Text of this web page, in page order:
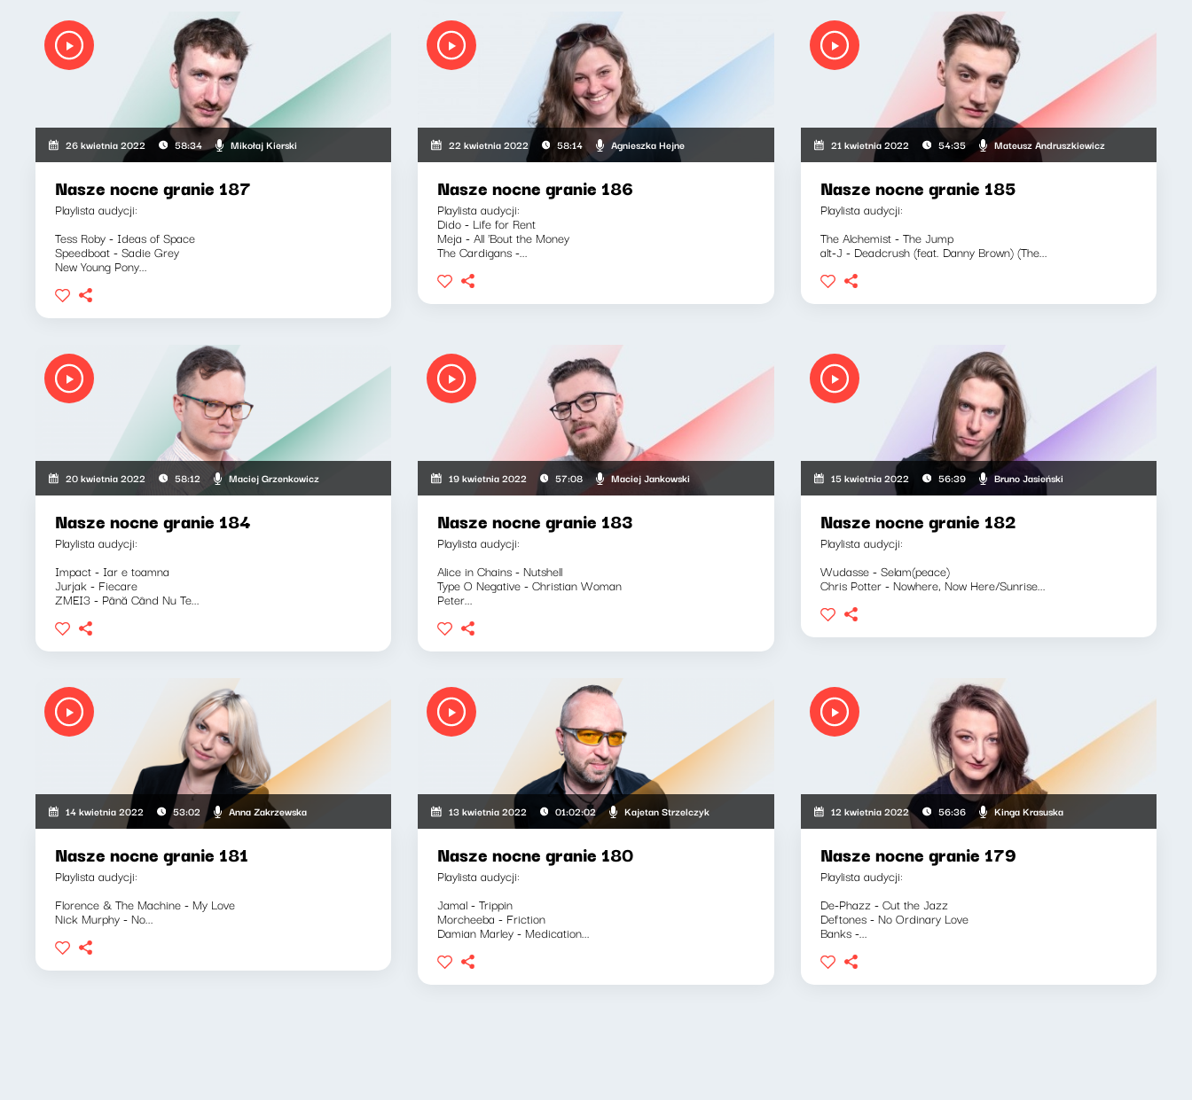
26 kwietnia 2022 58:34 Mikołaj Kierski
Nasze nocne granie 187
Playlista audycji:
Tess Roby - Ideas of Space
Speedboat - Sadie Grey
New Young Pony...
22 kwietnia 2022 58:14 Agnieszka Hejne
Nasze nocne granie 186
Playlista audycji:
Dido - Life for Rent
Meja - All 'Bout the Money
The Cardigans -...
21 kwietnia 2022 54:35 Mateusz Andruszkiewicz
Nasze nocne granie 185
Playlista audycji:
The Alchemist - The Jump
alt-J - Deadcrush (feat. Danny Brown) (The...
20 kwietnia 2022 58:12 Maciej Grzenkowicz
Nasze nocne granie 184
Playlista audycji:
Impact - Iar e toamna
Jurjak - Fiecare
ZMEI3 - Până Când Nu Te...
19 kwietnia 2022 57:08 Maciej Jankowski
Nasze nocne granie 183
Playlista audycji:
Alice in Chains - Nutshell
Type O Negative - Christian Woman
Peter...
15 kwietnia 2022 56:39 Bruno Jasieński
Nasze nocne granie 182
Playlista audycji:
Wudasse - Selam(peace)
Chris Potter - Nowhere, Now Here/Sunrise...
14 kwietnia 2022 53:02 Anna Zakrzewska
Nasze nocne granie 181
Playlista audycji:
Florence & The Machine - My Love
Nick Murphy - No...
13 kwietnia 2022 01:02:02 Kajetan Strzelczyk
Nasze nocne granie 180
Playlista audycji:
Jamal - Trippin
Morcheeba - Friction
Damian Marley - Medication...
12 kwietnia 2022 56:36 Kinga Krasuska
Nasze nocne granie 179
Playlista audycji:
De-Phazz - Cut the Jazz
Deftones - No Ordinary Love
Banks -...